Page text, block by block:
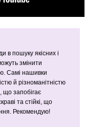
в пошуку якісних і
змінити
Самі нашивки
й різноманітністю
що запобігає
та стійкі, що
Рекомендую!